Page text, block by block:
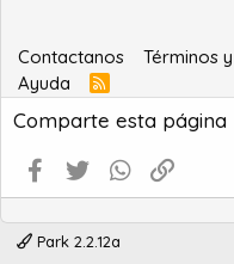
Contactanos Términos
Ayuda
R
S
S
Comparte esta página
Facebook
Twitter WhatsApp
Park 2.2.12a